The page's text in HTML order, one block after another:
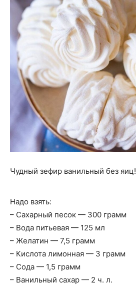
Чудный зефир ванильный без яиц!
Надо взять:
– Сахарный песок — 300 грамм
– Вода питьевая — 125 мл
– Желатин — 7,5 грамм
– Кислота лимонная — 3 грамм
– Сода — 1,5 грамм
– Ванильный сахар — 2 ч. л.